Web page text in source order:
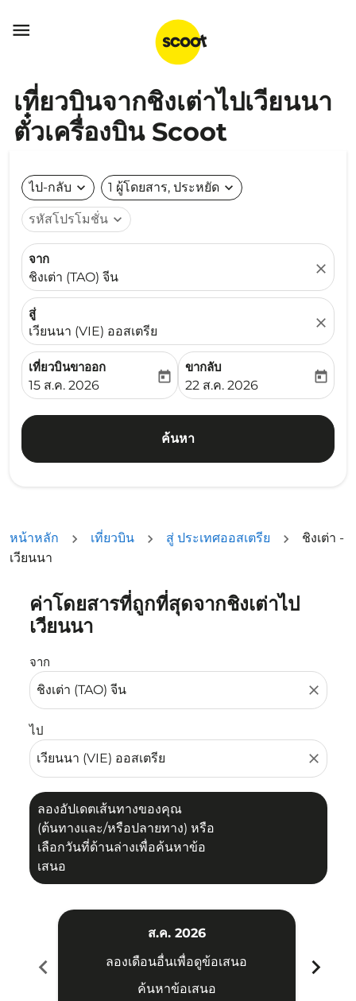

เที่ยวบินจากชิงเต่าไปเวียนนา
ตั๋วเครื่องบิน Scoot
ไป-กลับ expand_more 1 ผู้โดยสาร, ประหยัด expand_more
รหัสโปรโมชั่น expand_more
จาก
ชิงเต่า (TAO) จีน
close
สู่
เวียนนา (VIE) ออสเตรีย
close
เที่ยวบินขาออก
fc-booking-departure-date-aria-label
15 ส.ค. 2026
today
ขากลับ
fc-booking-return-date-
22 ส.ค. 2026
today
ค้นหา
หน้าหลัก เที่ยวบิน สู่ ประเทศออสเตรีย
ชิงเต่า -
เวียนนา
ค่าโดยสารที่ถูกที่สุดจากชิงเต่าไป
เวียนนา
จาก
close
ไป
close
ลองอัปเดตเส้นทางของคุณ
(ต้นทางและ/หรือปลายทาง) หรือ
เลือกวันที่ด้านล่างเพื่อค้นหาข้อ
เสนอ
ลองอัปเดตเส้นทางของคุณ (ต้นทางและ/หรือปลายทาง) หรื
chevron_left
ส.ค. 2026
ลองเดือนอื่นเพื่อดูข้อเสนอ
ค้นหาข้อเสนอ
chevron_right